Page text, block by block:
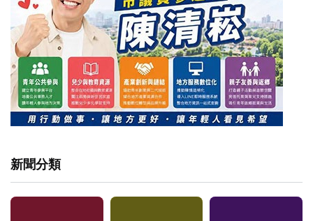
新聞分類